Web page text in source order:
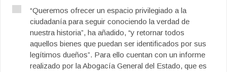
“Queremos ofrecer un espacio privilegiado a la
ciudadanía para seguir conociendo la verdad de
nuestra historia”, ha añadido, “y retornar todos
aquellos bienes que puedan ser identificados por sus
legítimos dueños”. Para ello cuentan con un informe
realizado por la Abogacía General del Estado, que es